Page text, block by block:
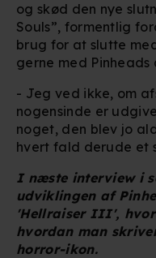
og skød den nye
Souls”, formentlig
brug for at slutte
gerne med Pinheads
- Jeg ved ikke, om
nogensinde er
noget, den blev jo
hvert fald derude et
I næste interview i
udviklingen af
'Hellraiser III',
hvordan man
horror-ikon.